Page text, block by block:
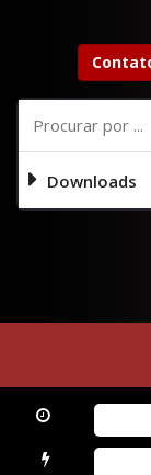
Downloads